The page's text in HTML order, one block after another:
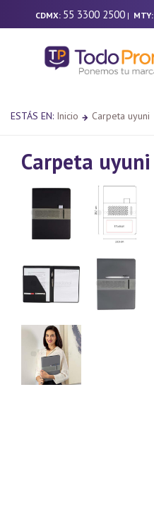
CDMX: 55 3300 2500 | MTY:
ESTÁS EN: Inicio Carpeta uyuni
Carpeta uyuni